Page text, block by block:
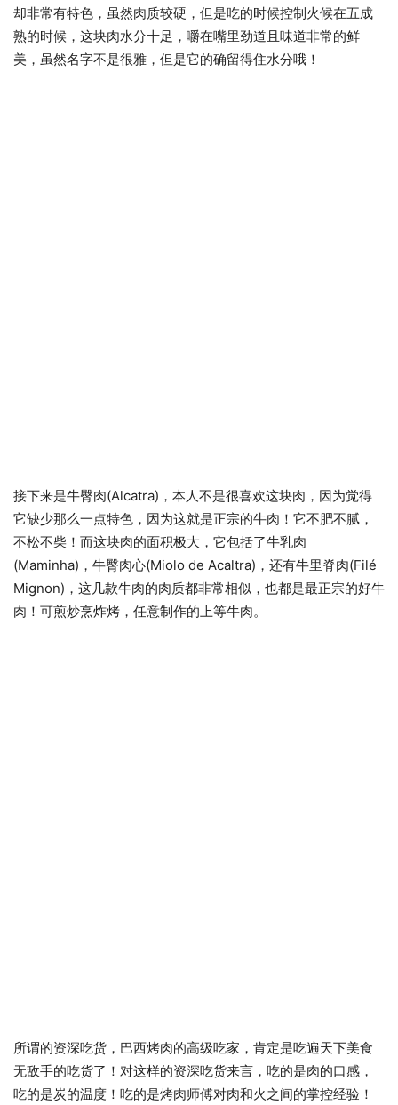
却非常有特色，虽然肉质较硬，但是吃的时候控制火候在五成
熟的时候，这块肉水分十足，嚼在嘴里劲道且味道非常的鲜
美，虽然名字不是很雅，但是它的确留得住水分哦！
接下来是牛臀肉(Alcatra)，本人不是很喜欢这块肉，因为觉得
它缺少那么一点特色，因为这就是正宗的牛肉！它不肥不腻，
不松不柴！而这块肉的面积极大，它包括了牛乳肉
(Maminha)，牛臀肉心(Miolo de Acaltra)，还有牛里脊肉(Filé
Mignon)，这几款牛肉的肉质都非常相似，也都是最正宗的好牛
肉！可煎炒烹炸烤，任意制作的上等牛肉。
所谓的资深吃货，巴西烤肉的高级吃家，肯定是吃遍天下美食
无敌手的吃货了！对这样的资深吃货来言，吃的是肉的口感，
吃的是炭的温度！吃的是烤肉师傅对肉和火之间的掌控经验！